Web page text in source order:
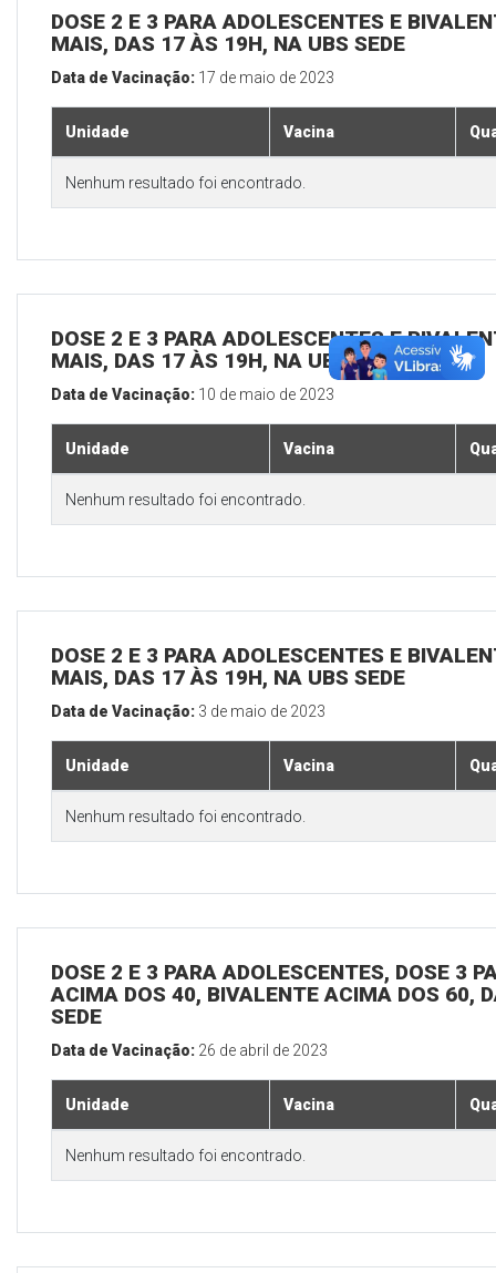
DOSE 2 E 3 PARA ADOLESCENTES E
MAIS, DAS 17 ÀS 19H, NA UBS SEDE
Data de Vacinação: 17 de maio de 2023
Unidade Vacina
Nenhum resultado foi encontrado.
DOSE 2 E 3 PARA ADOLESCENTES E
MAIS, DAS 17 ÀS 19H, NA UBS SEDE
Data de Vacinação: 10 de maio de 2023
Unidade Vacina
Nenhum resultado foi encontrado.
DOSE 2 E 3 PARA ADOLESCENTES E
MAIS, DAS 17 ÀS 19H, NA UBS SEDE
Data de Vacinação: 3 de maio de 2023
Unidade Vacina
Nenhum resultado foi encontrado.
DOSE 2 E 3 PARA ADOLESCENTES, DOSE 3
ACIMA DOS 40, BIVALENTE ACIMA DOS 60,
SEDE
Data de Vacinação: 26 de abril de 2023
Unidade Vacina
Nenhum resultado foi encontrado.